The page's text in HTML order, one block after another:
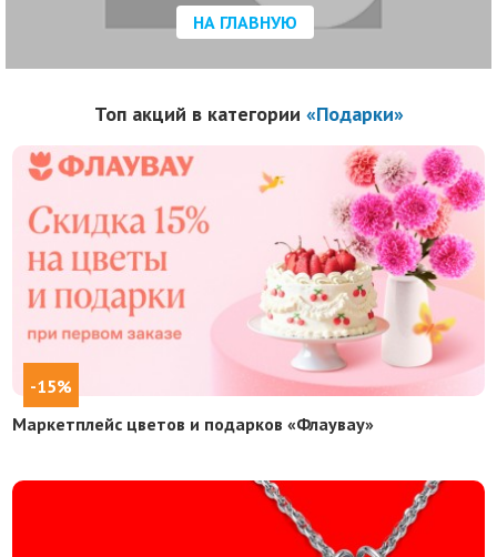
НА ГЛАВНУЮ
Топ акций в категории «Подарки»
-15%
Маркетплейс цветов и подарков «Флаувау»